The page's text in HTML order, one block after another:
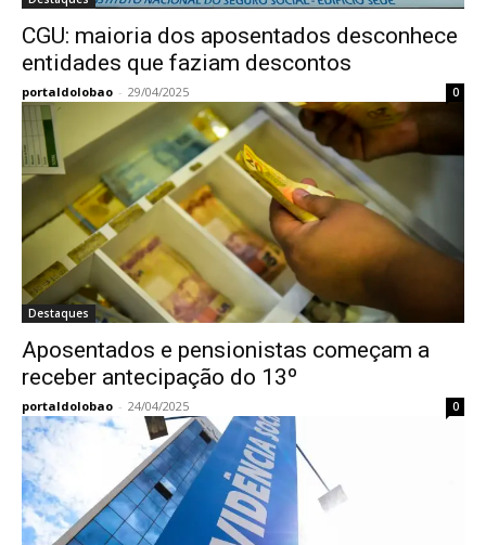
CGU: maioria dos aposentados desconhece
entidades que faziam descontos
portaldolobao - 29/04/2025 0
Destaques
Aposentados e pensionistas começam a
receber antecipação do 13º
portaldolobao - 24/04/2025 0